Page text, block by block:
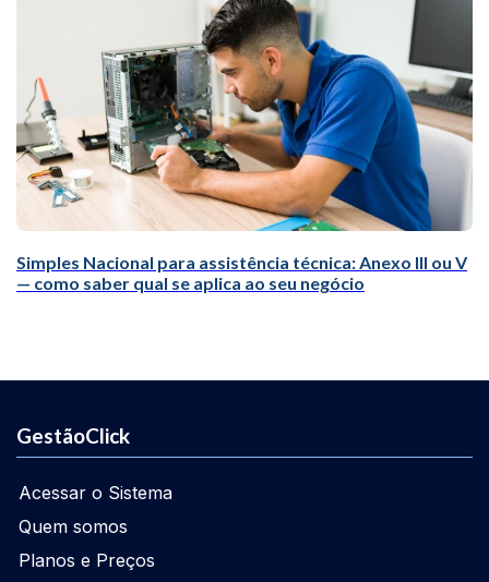
Simples Nacional para assistência técnica: Anexo III ou V
— como saber qual se aplica ao seu negócio
GestãoClick
Acessar o Sistema
Quem somos
Planos e Preços